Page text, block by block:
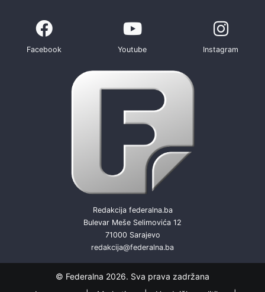
Facebook Youtube Instagram
Redakcija federalna.ba
Bulevar Meše Selimovića 12
71000 Sarajevo
redakcija@federalna.ba
© Federalna 2026. Sva prava zadržana